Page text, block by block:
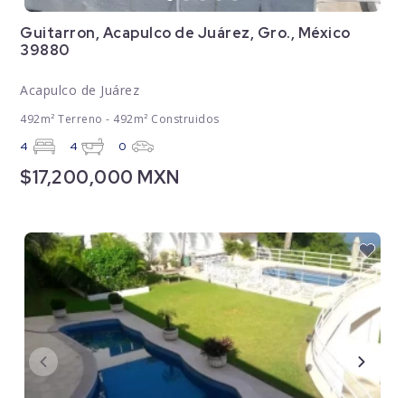
Guitarron, Acapulco de Juárez, Gro., México
39880
Acapulco de Juárez
492m² Terreno - 492m² Construidos
4 4 0
$17,200,000 MXN